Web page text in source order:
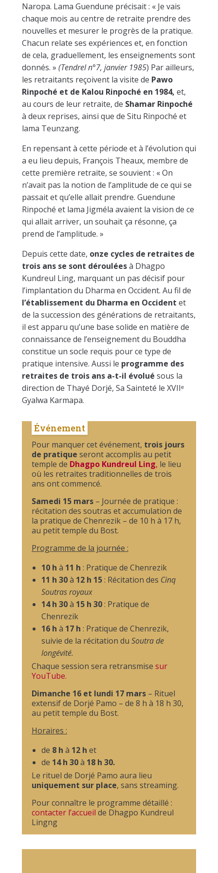
Naropa. Lama Guendune précisait : « Je vais
chaque mois au centre de retraite prendre des
nouvelles et mesurer le progrès de la pratique.
Chacun relate ses expériences et, en fonction
de cela, graduellement, les enseignements sont
donnés. » (Tendrel n°7, janvier 1985) Par ailleurs,
les retraitants reçoivent la visite de Pawo
Rinpoché et de Kalou Rinpoché en 1984, et,
au cours de leur retraite, de Shamar Rinpoché
à deux reprises, ainsi que de Situ Rinpoché et
lama Teunzang.
En repensant à cette période et à l’évolution qui
a eu lieu depuis, François Theaux, membre de
cette première retraite, se souvient : « On
n’avait pas la notion de l’amplitude de ce qui se
passait et qu’elle allait prendre. Guendune
Rinpoché et lama Jigméla avaient la vision de ce
qui allait arriver, un souhait ça résonne, ça
prend de l’amplitude. »
Depuis cette date, onze cycles de retraites de
trois ans se sont dérouléesà Dhagpo
Kundreul Ling, marquant un pas décisif pour
l’implantation du Dharma en Occident. Au fil de
l’établissement du Dharma en Occident et
de la succession des générations de retraitants,
il est apparu qu’une base solide en matière de
connaissance de l’enseignement du Bouddha
constitue un socle requis pour ce type de
pratique intensive. Aussi le programme des
retraites de trois ans a-t-il évolué sous la
direction de Thayé Dorjé, Sa Sainteté le XVIIᵉ
Gyalwa Karmapa.
Événement
Pour manquer cet événement, trois jours
de pratique seront accomplis au petit
temple de Dhagpo Kundreul Ling, le lieu
où les retraites traditionnelles de trois
ans ont commencé.
Samedi 15 mars – Journée de pratique :
récitation des soutras et accumulation de
la pratique de Chenrezik – de 10 h à 17 h,
au petit temple du Bost.
Programme de la journée :
10 h à 11 h : Pratique de Chenrezik
11 h 30à 12 h 15: Récitation des Cinq
Soutras royaux
14 h 30à 15 h 30: Pratique de
Chenrezik
16 h à 17 h : Pratique de Chenrezik,
suivie de la récitation du Soutra de
longévité.
Chaque session sera retransmise sur
YouTube.
Dimanche 16 et lundi 17 mars – Rituel
extensif de Dorjé Pamo – de 8 h à 18 h 30,
au petit temple du Bost.
Horaires :
de 8 h à 12 h et
de 14 h 30à 18 h 30.
Le rituel de Dorjé Pamo aura lieu
uniquement sur place, sans streaming.
Pour connaître le programme détaillé :
contacter l’accueil de Dhagpo Kundreul
Lingng